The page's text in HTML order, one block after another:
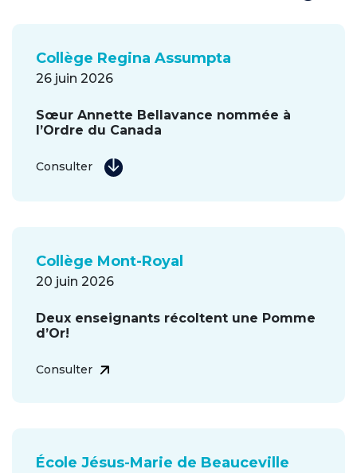
Collège Regina Assumpta
26 juin 2026
Sœur Annette Bellavance nommée à
l’Ordre du Canada
Consulter
Collège Mont-Royal
20 juin 2026
Deux enseignants récoltent une Pomme
d’Or!
Consulter
École Jésus-Marie de Beauceville